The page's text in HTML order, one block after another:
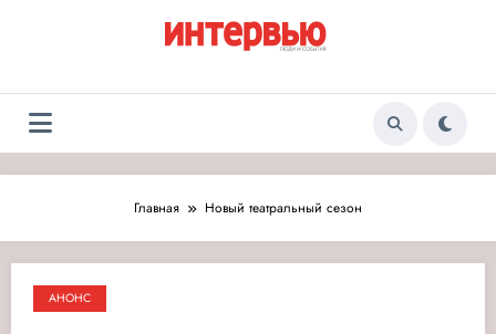
Журнал «Интервью:
Люди и события»
Люди и события
Главная Новый театральный сезон
АНОНС